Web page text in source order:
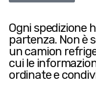
Ogni spedizione
partenza. Non è
un camion
cui le
ordinate e